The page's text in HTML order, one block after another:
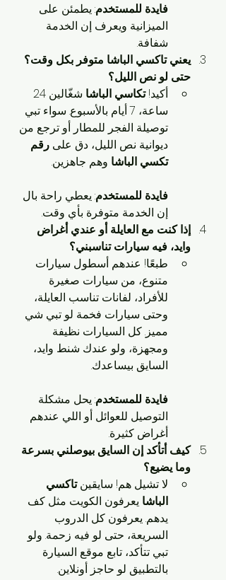
فايدة للمستخدم: يطمئن على
الميزانية ويعرف إن الخدمة
شفافة.
يعني تاكسي الباشا متوفر بكل وقت؟
حتى لو نص الليل؟
أكيد! تكاسي الباشا
ساعة، 7 أيام بالأسبوع. سواء تبي
توصيلة الفجر للمطار أو ترجع من
ديوانية نص الليل، دق على رقم
تكسي الباشا وهم جاهزين.
فايدة للمستخدم: يعطي راحة بال
إن الخدمة متوفرة بأي وقت.
إذا كنت مع العايلة أو عندي أغراض
وايد، فيه سيارات تناسبني؟
طبعًا! عندهم أسطول سيارات
متنوع، من سيارات صغيرة
للأفراد، لفانات تناسب العايلة،
وحتى سيارات فخمة لو تبي شي
مميز. كل السيارات نظيفة
ومجهزة، ولو عندك شنط وايد،
السايق بيساعدك.
فايدة للمستخدم: يحل مشكلة
التوصيل للعوائل أو اللي عندهم
أغراض كثيرة.
كيف أتأكد إن السايق بيوصلني بسرعة
وما يضيع؟
لا تشيل هم! سايقين تاكسي
الباشا يعرفون الكويت مثل كف
يدهم. يعرفون كل الدروب
السريعة، حتى لو فيه زحمة. ولو
تبي تتأكد، تابع موقع السيارة
بالتطبيق لو حاجز أونلاين.